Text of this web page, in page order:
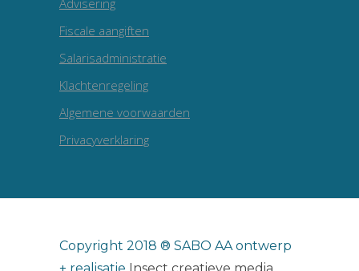
Advisering
Fiscale aangiften
Salarisadministratie
Klachtenregeling
Algemene voorwaarden
Privacyverklaring
Copyright 2018 ® SABO AA ontwerp